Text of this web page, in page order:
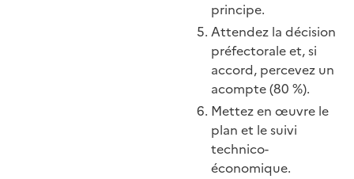
principe.
Attendez la décision
préfectorale et, si
accord, percevez un
acompte (80 %).
Mettez en œuvre le
plan et le suivi
technico-
économique.